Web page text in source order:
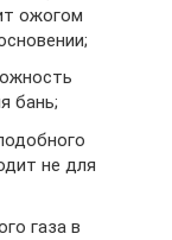
ожогом
бань;
не для
газа в